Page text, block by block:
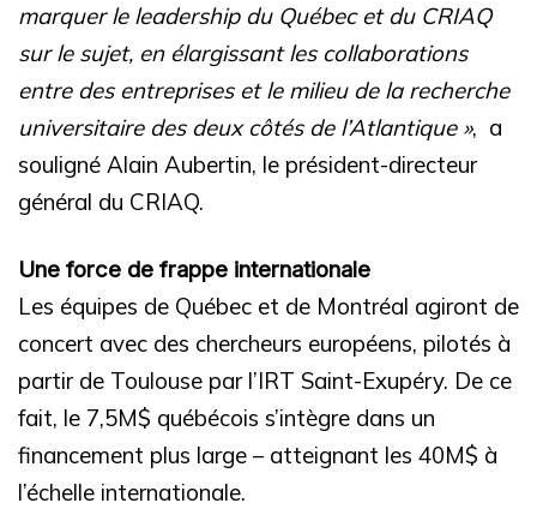
marquer le leadership du Québec et du CRIAQ
sur le sujet, en élargissant les collaborations
entre des entreprises et le milieu de la recherche
universitaire des deux côtés de l’Atlantique », a
souligné Alain Aubertin, le président-directeur
général du CRIAQ.
Une force de frappe internationale
Les équipes de Québec et de Montréal agiront de
concert avec des chercheurs européens, pilotés à
partir de Toulouse par l’IRT Saint-Exupéry. De ce
fait, le 7,5M$ québécois s’intègre dans un
financement plus large – atteignant les 40M$ à
l’échelle internationale.